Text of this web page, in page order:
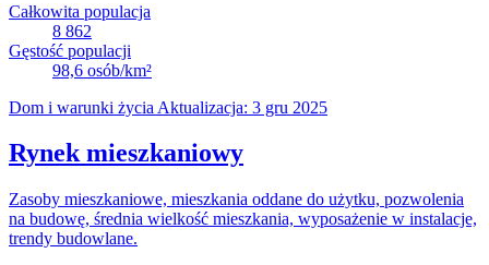
Całkowita populacja
8 862
Gęstość populacji
98,6 osób/km²
Dom i warunki życia Aktualizacja: 3 gru 2025
Rynek mieszkaniowy
Zasoby mieszkaniowe, mieszkania oddane do użytku, pozwolenia
na budowę, średnia wielkość mieszkania, wyposażenie w instalacje,
trendy budowlane.